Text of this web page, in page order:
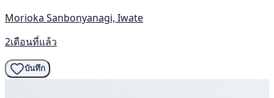
Morioka Sanbonyanagi, Iwate
2เดือนที่แล้ว
บันทึก